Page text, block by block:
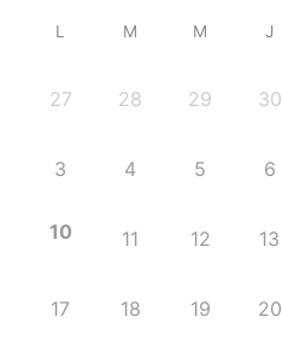
L M M J
27 28 29 30
3 4 5 6
10 11 12 13
17 18 19 20